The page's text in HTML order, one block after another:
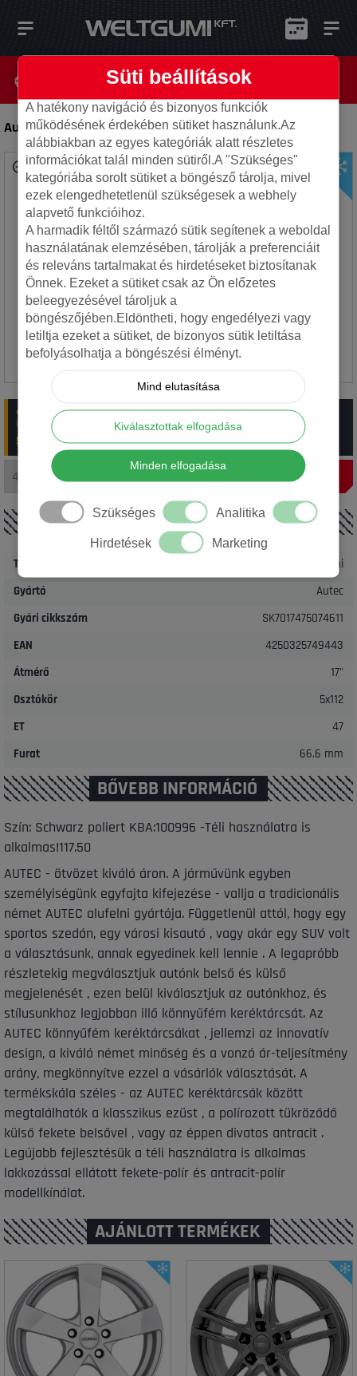
Autec 5x112 7x17 ET47 66.6 Skara-swp-Alufelni
4-6 munkanap:20 db Autec 5x112 7x17 ET47 66.6 Skara-swp
Rendelési szám: 6_SK7017475074611
57 850 Ft/ db (~162.32€)
RÉSZLETEK
Termék
Alufelni
Gyártó
Autec
Gyári cikkszám
SK7017475074611
EAN
4250325749443
Átmérő
17"
Osztókör
5x112
ET
47
Furat
66.6 mm
BŐVEBB INFORMÁCIÓ
Szín: Schwarz poliert KBA:100996 -Téli használatra is
alkalmas!117.50
AUTEC - ötvözet kiváló áron. A járművünk egyben
személyiségünk egyfajta kifejezése - vallja a tradicionális
német AUTEC alufelni gyártója. Függetlenül attól, hogy egy
sportos szedán, egy városi kisautó , vagy akár egy SUV volt
a választásunk, annak egyedinek kell lennie . A legapróbb
részletekig megválasztjuk autónk belső és külső
megjelenését , ezen belül kiválasztjuk az autónkhoz, és
stílusunkhoz legjobban illő könnyűfém keréktárcsát. Az
AUTEC könnyűfém keréktárcsákat , jellemzi az innovatív
design, a kiváló német minőség és a vonzó ár-teljesítmény
arány, megkönnyítve ezzel a vásárlók választását. A
termékskála széles - az AUTEC keréktárcsák között
megtalálhatók a klasszikus ezüst , a polírozott tükröződő
külső fekete belsővel , vagy az éppen divatos antracit .
Legújabb fejlesztésük a téli használatra is alkalmas
lakkozással ellátott fekete-polír és antracit-polír
modellkínálat.
AJÁNLOTT TERMÉKEK
Süti beállítások
A hatékony navigáció és bizonyos funkciók
működésének érdekében sütiket használunk.Az
alábbiakban az egyes kategóriák alatt részletes
információkat talál minden sütiről.A "Szükséges"
kategóriába sorolt sütiket a böngésző tárolja, mivel
ezek elengedhetetlenül szükségesek a webhely
alapvető funkcióihoz.
A harmadik féltől származó sütik segítenek a weboldal
használatának elemzésében, tárolják a preferenciáit
és releváns tartalmakat és hirdetéseket biztosítanak
Önnek. Ezeket a sütiket csak az Ön előzetes
beleegyezésével tároljuk a
böngészőjében.Eldöntheti, hogy engedélyezi vagy
letiltja ezeket a sütiket, de bizonyos sütik letiltása
befolyásolhatja a böngészési élményt.
Mind elutasítása
Kiválasztottak elfogadása
Minden elfogadása
Szükséges Analitika
Hirdetések Marketing